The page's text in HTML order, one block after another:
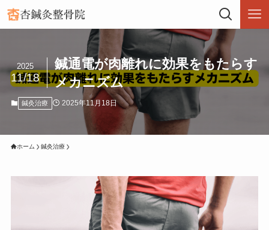
鍼通電が肉離れに効果をもたらす
メカニズム
2025
11/18
鍼灸治療 2025年11月18日
ホーム 鍼灸治療